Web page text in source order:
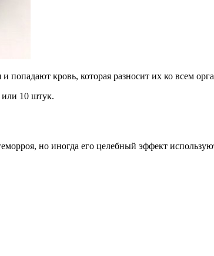
кровь, которая разносит их ко всем
или 10 штук.
но иногда его целебный эффект